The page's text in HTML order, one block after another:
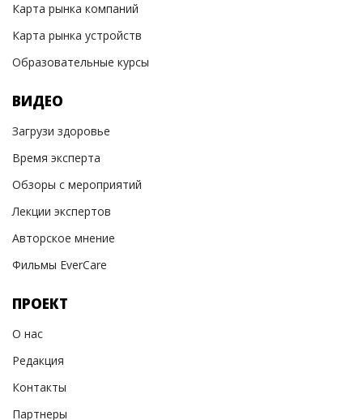
Карта рынка компаний
Карта рынка устройств
Образовательные курсы
ВИДЕО
Загрузи здоровье
Время эксперта
Обзоры с мероприятий
Лекции экспертов
Авторское мнение
Фильмы EverCare
ПРОЕКТ
О нас
Редакция
Контакты
Партнеры